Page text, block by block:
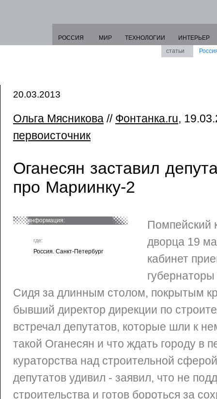
РОССИЯ МИР ТЕХНОЛОГИИ
ИНТЕРЬЕР
статьи
20.03.2013
Ольга Мясникова // Фонтанка.ru,
первоисточник
Оганесян заставил
про Мариинку-2
информация:
где:
Россия. Санкт-Петербург
Помпейский
дворца 19
кабинет
Сидя за длинным столом, покрытым
бывший директор дирекции по
встречал депутатов, которые шли к
такой Оганесян и что ждать городу в
кураторства над строительной
депутатов удивил - заявил, что не
строительства и готов бороться за